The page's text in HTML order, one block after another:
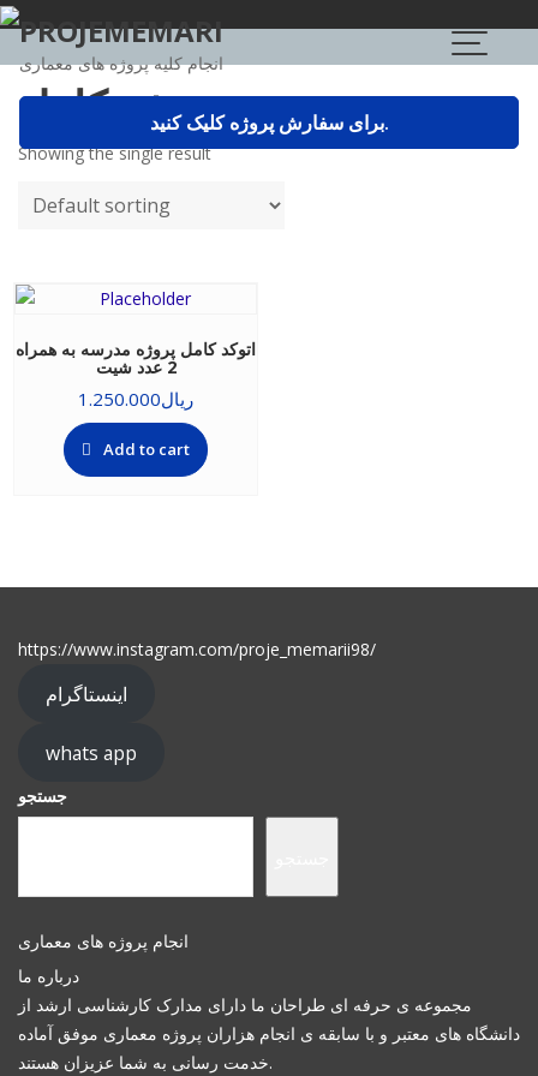
Skip
content
PROJEMEMARI
انجام کلیه پروژه های معماری
برای سفارش پروژه کلیک کنید. پروژه کامل
Showing the single result
اتوکد کامل پروژه مدرسه به همراه
2 عدد شیت
ریال1.250.000
Add to cart
https://www.instagram.com/proje_memarii98/
اینستاگرام
whats app
جستجو
انجام پروژه های معماری
درباره ما
مجموعه ی حرفه ای طراحان ما دارای مدارک کارشناسی ارشد از
دانشگاه های معتبر و با سابقه ی انجام هزاران پروژه معماری موفق آماده
خدمت رسانی به شما عزیزان هستند.